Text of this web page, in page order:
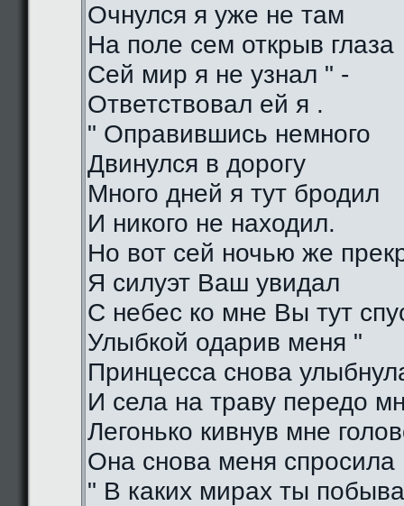
Очнулся я уже не там
На поле сем открыв глаза
Сей мир я не узнал " -
Ответствовал ей я .
" Оправившись немного
Двинулся в дорогу
Много дней я тут бродил
И никого не находил.
Но вот сей ночью же
Я силуэт Ваш увидал
С небес ко мне Вы тут
Улыбкой одарив меня "
Принцесса снова
И села на траву передо
Легонько кивнув мне
Она снова меня спросила
" В каких мирах ты